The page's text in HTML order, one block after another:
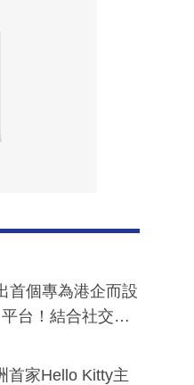
首個專為港企而設
平台！結合社交聆
地」宣傳短片
首家Hello Kitty主